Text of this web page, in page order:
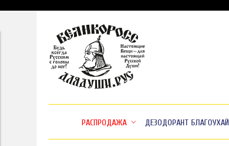
РАСПРОДАЖА ДЕЗОДОРАНТ БЛАГОУХАЙ